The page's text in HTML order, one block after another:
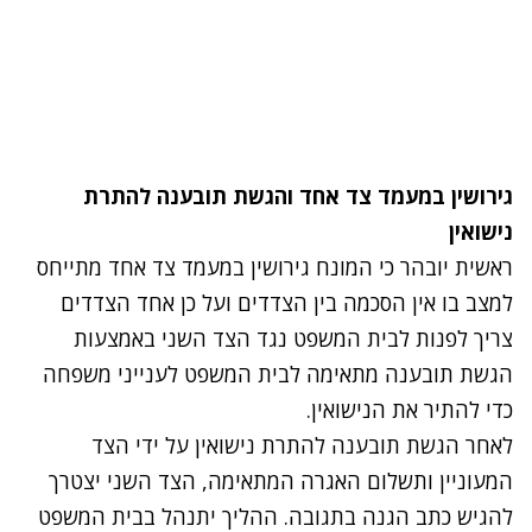
גירושין במעמד צד אחד והגשת תובענה להתרת
נישואין
ראשית יובהר כי המונח גירושין במעמד צד אחד מתייחס
למצב בו אין הסכמה בין הצדדים ועל כן אחד הצדדים
צריך לפנות לבית המשפט נגד הצד השני באמצעות
הגשת תובענה מתאימה לבית המשפט לענייני משפחה
כדי להתיר את הנישואין.
לאחר הגשת תובענה להתרת נישואין על ידי הצד
המעוניין ותשלום האגרה המתאימה, הצד השני יצטרך
להגיש כתב הגנה בתגובה. ההליך יתנהל בבית המשפט